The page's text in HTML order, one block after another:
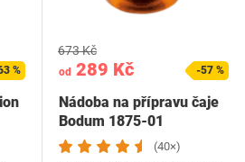
% od 289 Kč
673 Kč
-57 %
Nádoba na přípravu čaje
Bodum 1875-01
(40×)